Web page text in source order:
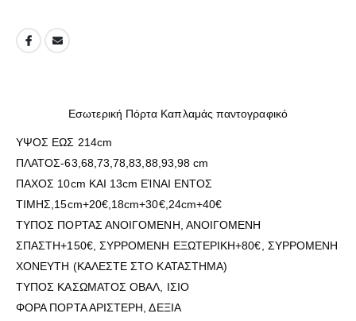
Εσωτερική Πόρτα Καπλαμάς παντογραφικό
ΥΨΟΣ ΕΩΣ 214cm
ΠΛΑΤΟΣ-63,68,73,78,83,88,93,98 cm
ΠΑΧΟΣ 10cm ΚΑΙ 13cm ΕΊΝΑΙ ΕΝΤΟΣ
ΤΙΜΗΣ,15cm+20€,18cm+30€,24cm+40€
ΤΥΠΟΣ ΠΟΡΤΑΣ ΑΝΟΙΓΟΜΕΝΗ, ΑΝΟΙΓΟΜΕΝΗ
ΣΠΑΣΤΗ+150€, ΣΥΡΡΟΜΕΝΗ ΕΞΩΤΕΡΙΚΗ+80€, ΣΥΡΡΟΜΕΝΗ
ΧΟΝΕΥΤΗ (ΚΑΛΕΣΤΕ ΣΤΟ ΚΑΤΑΣΤΗΜΑ)
ΤΥΠΟΣ ΚΑΣΩΜΑΤΟΣ ΟΒΑΛ, ΙΣΙΟ
ΦΟΡΑ ΠΟΡΤΑ ΑΡΙΣΤΕΡΗ, ΔΕΞΙΑ